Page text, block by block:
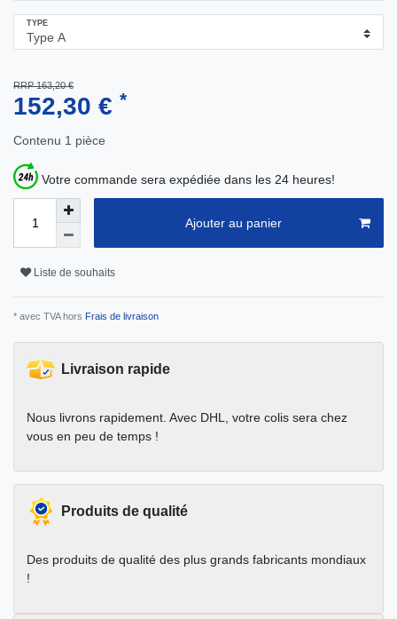
TYPE
RRP 163,20 €
152,30 € *
Contenu 1 pièce
Votre commande sera expédiée dans les 24 heures!
Ajouter au panier
Liste de souhaits
* avec TVA hors Frais de livraison
Livraison rapide
Nous livrons rapidement. Avec DHL, votre colis sera chez
vous en peu de temps !
Produits de qualité
Des produits de qualité des plus grands fabricants mondiaux
!